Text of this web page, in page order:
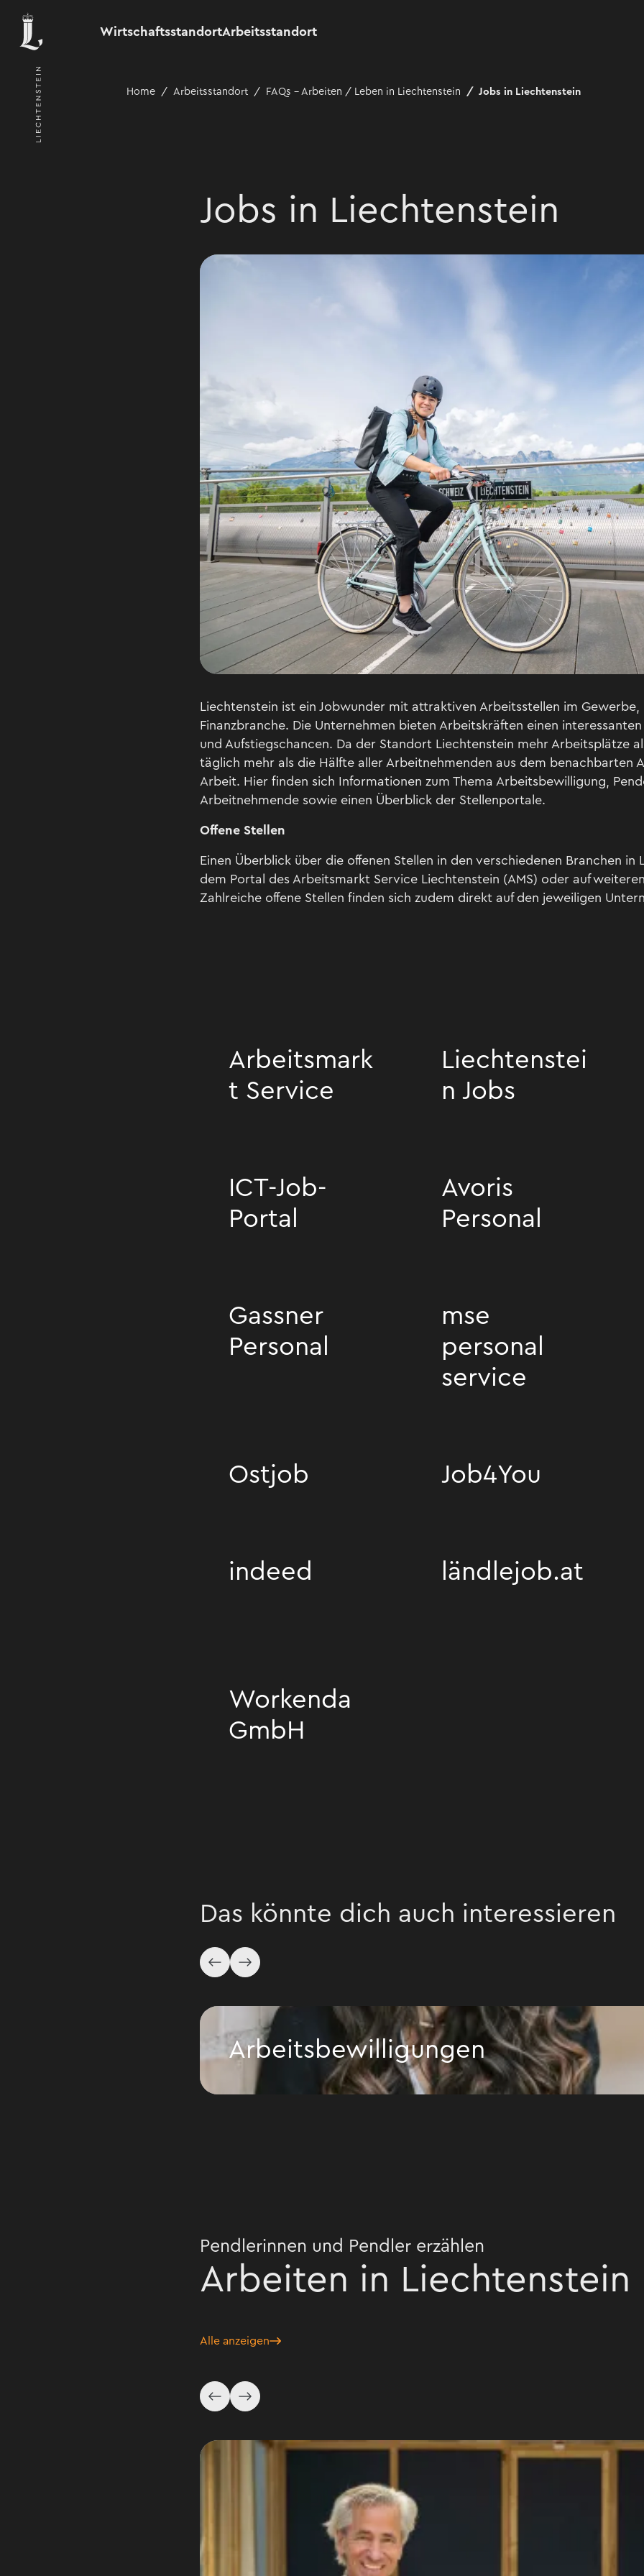
WirtschaftsstandortArbeitsstandort
Home Arbeitsstandort FAQs - Arbeiten / Leben in Liechtenstein Jobs in Liechtenstein
Jobs in Liechtenstein
Liechtenstein ist ein Jobwunder mit attraktiven Arbeitsstellen im
Finanzbranche. Die Unternehmen bieten Arbeitskräften einen
und Aufstiegschancen. Da der Standort Liechtenstein mehr Arbeitsplätze
täglich mehr als die Hälfte aller Arbeitnehmenden aus dem benachbarten
Arbeit. Hier finden sich Informationen zum Thema Arbeitsbewilligung,
Arbeitnehmende sowie einen Überblick der Stellenportale.
Offene Stellen
Einen Überblick über die offenen Stellen in den verschiedenen Branchen in
dem Portal des Arbeitsmarkt Service Liechtenstein (AMS) oder auf
Zahlreiche offene Stellen finden sich zudem direkt auf den jeweiligen
Arbeitsmark
t Service
Liechtenstei
n Jobs
ICT-Job-
Portal
Avoris
Personal
Gassner
Personal
mse
personal
service
Ostjob Job4You
indeed ländlejob.at
Workenda
GmbH
Das könnte dich auch interessieren
Arbeitsbewilligungen
Arbeitsbewilligungen
Pendlerinnen und Pendler erzählen
Arbeiten in Liechtenstein
Alle anzeigen